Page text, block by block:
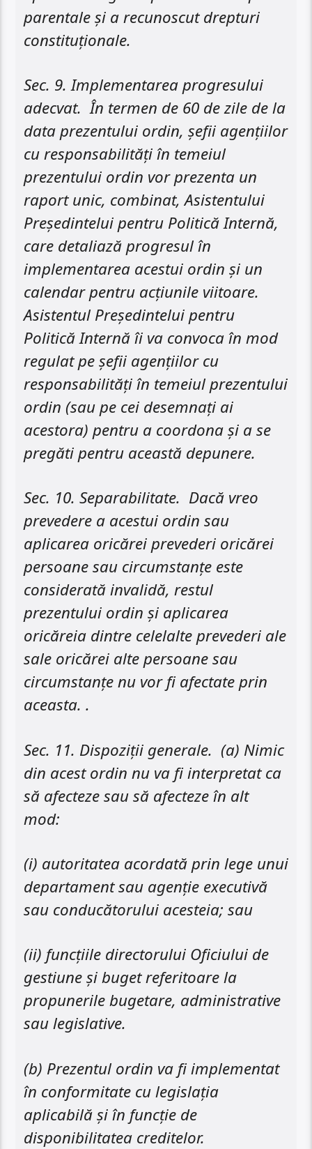
parentale și a recunoscut drepturi
constituționale.
Sec. 9. Implementarea progresului
adecvat. În termen de 60 de zile de la
data prezentului ordin, șefii agențiilor
cu responsabilități în temeiul
prezentului ordin vor prezenta un
raport unic, combinat, Asistentului
Președintelui pentru Politică Internă,
care detaliază progresul în
implementarea acestui ordin și un
calendar pentru acțiunile viitoare.
Asistentul Președintelui pentru
Politică Internă îi va convoca în mod
regulat pe șefii agențiilor cu
responsabilități în temeiul prezentului
ordin (sau pe cei desemnați ai
acestora) pentru a coordona și a se
pregăti pentru această depunere.
Sec. 10. Separabilitate. Dacă vreo
prevedere a acestui ordin sau
aplicarea oricărei prevederi oricărei
persoane sau circumstanțe este
considerată invalidă, restul
prezentului ordin și aplicarea
oricăreia dintre celelalte prevederi ale
sale oricărei alte persoane sau
circumstanțe nu vor fi afectate prin
aceasta. .
Sec. 11. Dispoziții generale. (a) Nimic
din acest ordin nu va fi interpretat ca
să afecteze sau să afecteze în alt
mod:
(i) autoritatea acordată prin lege unui
departament sau agenție executivă
sau conducătorului acesteia; sau
(ii) funcțiile directorului Oficiului de
gestiune și buget referitoare la
propunerile bugetare, administrative
sau legislative.
(b) Prezentul ordin va fi implementat
în conformitate cu legislația
aplicabilă și în funcție de
disponibilitatea creditelor.